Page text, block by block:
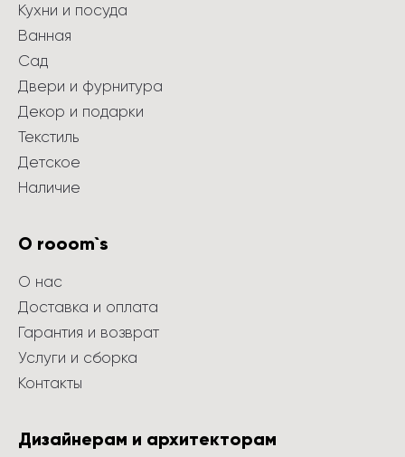
Кухни и посуда
Ванная
Сад
Двери и фурнитура
Декор и подарки
Текстиль
Детское
Наличие
О rooom`s
О нас
Доставка и оплата
Гарантия и возврат
Услуги и сборка
Контакты
Дизайнерам и архитекторам